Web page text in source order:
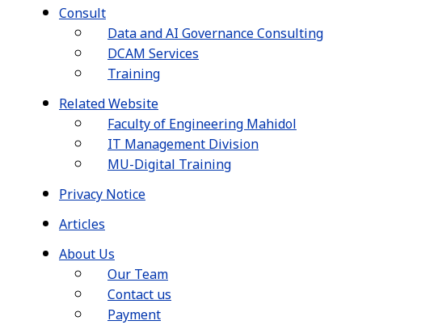
Consult
Data and AI Governance Consulting
DCAM Services
Training
Related Website
Faculty of Engineering Mahidol
IT Management Division
MU-Digital Training
Privacy Notice
Articles
About Us
Our Team
Contact us
Payment